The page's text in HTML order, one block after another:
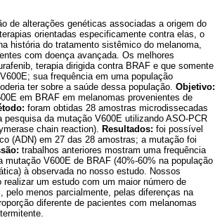
de alterações genéticas associadas a origem do
orientadas especificamente contra elas, o
história do tratamento sistêmico do melanoma,
com doença avançada. Os melhores
terapia dirigida contra BRAF e que somente
sua frequência em uma população
ter sobre a saúde dessa população. Objetivo:
em BRAF em melanomas provenientes de
foram obtidas 28 amostras microdissecadas
da mutação V600E utilizando ASO-PCR
chain reaction). Resultados: foi possível
(ADN) em 27 das 28 amostras; a mutação foi
trabalhos anteriores mostram uma frequência
mutação V600E de BRAF (40%-60% na população
à observada no nosso estudo. Nossos
um estudo com um maior número de
pelo menos parcialmente, pelas diferenças na
diferente de pacientes com melanomas